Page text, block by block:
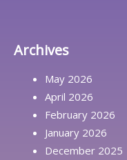
Archives
May 2026
April 2026
February 2026
January 2026
December 2025